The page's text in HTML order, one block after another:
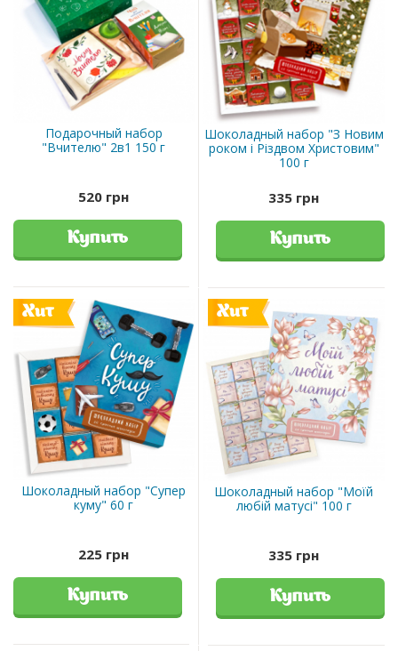
Подарочный набор
"Вчителю" 2в1 150 г
520 грн
Купить
Шоколадный набор "З Новим
роком і Різдвом Христовим"
100 г
335 грн
Купить
Хит
Шоколадный набор "Супер
куму" 60 г
225 грн
Купить
Хит
Шоколадный набор "Моїй
любій матусі" 100 г
335 грн
Купить